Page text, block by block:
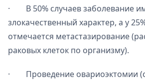
· В 50% случаев заболевание
злокачественный характер, а у
отмечается метастазирование
раковых клеток по организму).
· Проведение овариоэктомии